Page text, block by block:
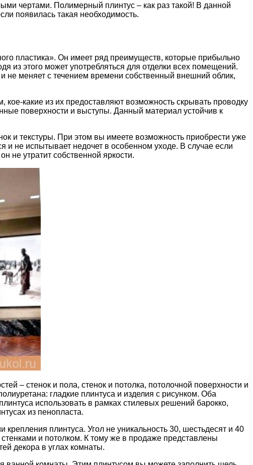
чертами. Полимерный плинтус – как раз такой! В данной
появилась такая необходимость.
пластика». Он имеет ряд преимуществ, которые прибыльно
из этого может употребляться для отделки всех помещений.
не меняет с течением времени собственный внешний облик,
какие из их предоставляют возможность скрывать проводку
поверхности и выступы. Данный материал устойчив к
и текстуры. При этом вы имеете возможность приобрести уже
не испытывает недочет в особенном уходе. В случае если
не утратит собственной яркости.
– стенок и пола, стенок и потолка, потолочной поверхности и
гладкие плинтуса и изделия с рисунком. Оба
использовать в рамках стилевых решений барокко,
из пенопласта.
крепления плинтуса. Угол не уникальность 30, шестьдесят и 40
и потолком. К тому же в продаже представлены
декора в углах комнаты.